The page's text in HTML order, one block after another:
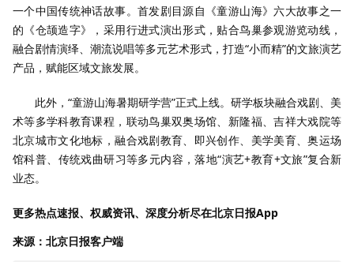
一个中国传统神话故事。首发剧目源自《童游山海》六大故事之一
的《仓颉造字》，采用行进式演出形式，贴合鸟巢参观游览动线，
融合剧情演绎、潮流说唱等多元艺术形式，打造“小而精”的文旅演艺
产品，赋能区域文旅发展。
此外，“童游山海暑期研学营”正式上线。研学板块融合戏剧、美
术等多学科教育课程，联动鸟巢双奥场馆、新隆福、吉祥大戏院等
北京城市文化地标，融合戏剧教育、即兴创作、美学美育、奥运场
馆科普、传统戏曲研习等多元内容，落地“演艺+教育+文旅”复合新
业态。
更多热点速报、权威资讯、深度分析尽在北京日报App
来源：北京日报客户端